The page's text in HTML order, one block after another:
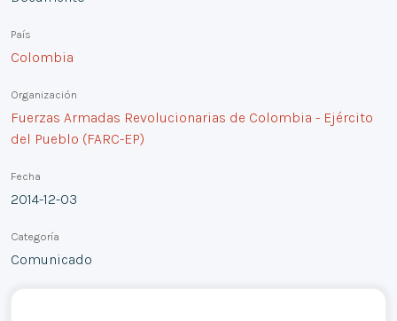
País
Colombia
Organización
Fuerzas Armadas Revolucionarias de Colombia - Ejército
del Pueblo (FARC-EP)
Fecha
2014-12-03
Categoría
Comunicado